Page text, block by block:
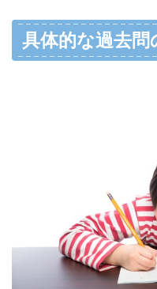
具体的な過去問